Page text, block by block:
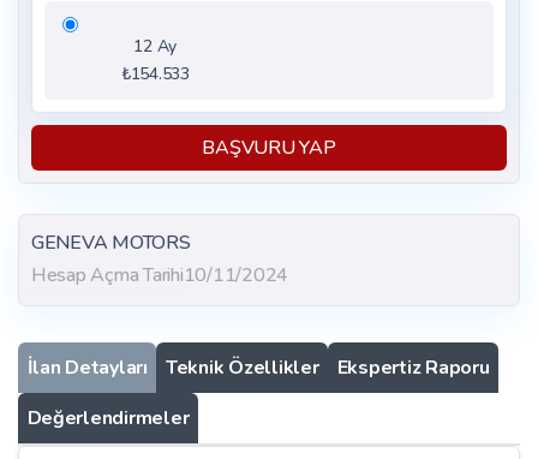
12 Ay
₺154.533
BAŞVURU YAP
GENEVA MOTORS
Hesap Açma Tarihi10/11/2024
İlan Detayları Teknik Özellikler
Ekspertiz Raporu
Değerlendirmeler